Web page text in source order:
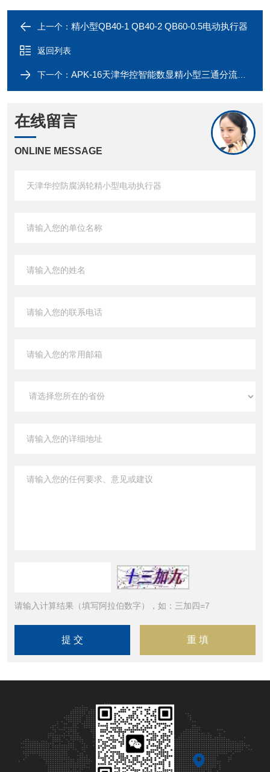
上一个： 精小型QB40-1 QB40-2 QB60-0.5电动执行器
返回列表
下一个： APK-16天津华控智能数显精小型三通分流调节阀
在线留言
ONLINE MESSAGE
请输入计算结果（填写阿拉伯数字），如：三加四=7